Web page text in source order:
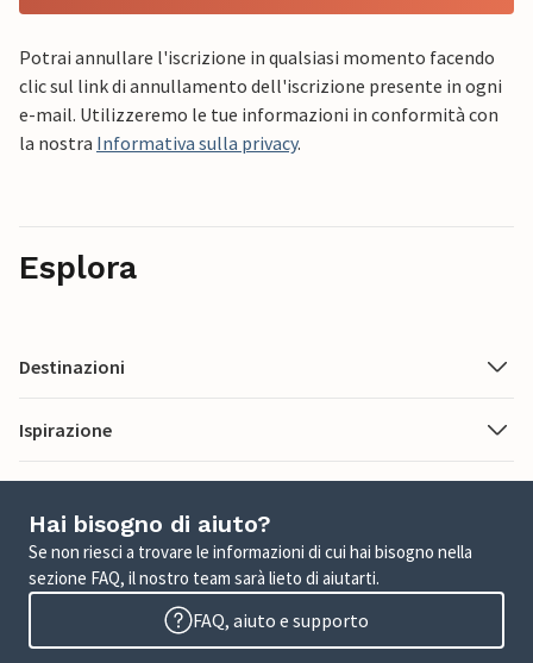
Potrai annullare l'iscrizione in qualsiasi momento facendo
clic sul link di annullamento dell'iscrizione presente in ogni
e-mail. Utilizzeremo le tue informazioni in conformità con
la nostra Informativa sulla privacy.
Esplora
Destinazioni
Ispirazione
Hai bisogno di aiuto?
Se non riesci a trovare le informazioni di cui hai bisogno nella
sezione FAQ, il nostro team sarà lieto di aiutarti.
FAQ, aiuto e supporto